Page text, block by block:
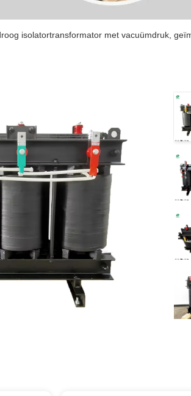
isolatortransformator met vacuümdruk,